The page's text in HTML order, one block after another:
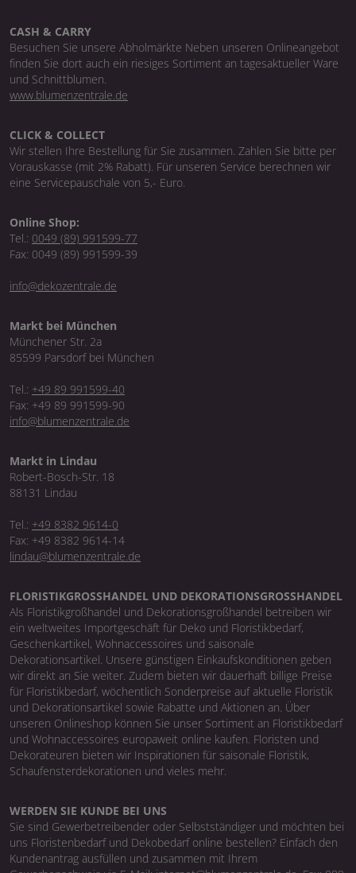
CASH & CARRY
Besuchen Sie unsere Abholmärkte Neben unseren Onlineangebot
finden Sie dort auch ein riesiges Sortiment an tagesaktueller Ware
und Schnittblumen.
www.blumenzentrale.de
CLICK & COLLECT
Wir stellen Ihre Bestellung für Sie zusammen. Zahlen Sie bitte per
Vorauskasse (mit 2% Rabatt). Für unseren Service berechnen wir
eine Servicepauschale von 5,- Euro.
Online Shop:
Tel.: 0049 (89) 991599-77
Fax: 0049 (89) 991599-39
info@dekozentrale.de
Markt bei München
Münchener Str. 2a
85599 Parsdorf bei München
Tel.: +49 89 991599-40
Fax: +49 89 991599-90
info@blumenzentrale.de
Markt in Lindau
Robert-Bosch-Str. 18
88131 Lindau
Tel.: +49 8382 9614-0
Fax: +49 8382 9614-14
lindau@blumenzentrale.de
FLORISTIKGROSSHANDEL UND DEKORATIONSGROSSHANDEL
Als Floristikgroßhandel und Dekorationsgroßhandel betreiben wir
ein weltweites Importgeschäft für Deko und Floristikbedarf,
Geschenkartikel, Wohnaccessoires und saisonale
Dekorationsartikel. Unsere günstigen Einkaufskonditionen geben
wir direkt an Sie weiter. Zudem bieten wir dauerhaft billige Preise
für Floristikbedarf, wöchentlich Sonderpreise auf aktuelle Floristik
und Dekorationsartikel sowie Rabatte und Aktionen an. Über
unseren Onlineshop können Sie unser Sortiment an Floristikbedarf
und Wohnaccessoires europaweit online kaufen. Floristen und
Dekorateuren bieten wir Inspirationen für saisonale Floristik,
Schaufensterdekorationen und vieles mehr.
WERDEN SIE KUNDE BEI UNS
Sie sind Gewerbetreibender oder Selbstständiger und möchten bei
uns Floristenbedarf und Dekobedarf online bestellen? Einfach den
Kundenantrag ausfüllen und zusammen mit Ihrem